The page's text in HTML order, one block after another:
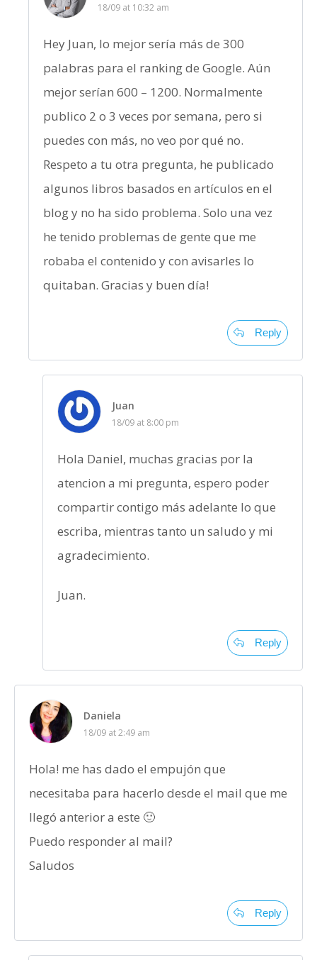
18/09 at 10:32 am
Hey Juan, lo mejor sería más de 300
palabras para el ranking de Google. Aún
mejor serían 600 – 1200. Normalmente
publico 2 o 3 veces por semana, pero si
puedes con más, no veo por qué no.
Respeto a tu otra pregunta, he publicado
algunos libros basados en artículos en el
blog y no ha sido problema. Solo una vez
he tenido problemas de gente que me
robaba el contenido y con avisarles lo
quitaban. Gracias y buen día!
Reply
Juan
18/09 at 8:00 pm
Hola Daniel, muchas gracias por la
atencion a mi pregunta, espero poder
compartir contigo más adelante lo que
escriba, mientras tanto un saludo y mi
agradecimiento.
Juan.
Reply
Daniela
18/09 at 2:49 am
Hola! me has dado el empujón que
necesitaba para hacerlo desde el mail que me
llegó anterior a este 🙂
Puedo responder al mail?
Saludos
Reply